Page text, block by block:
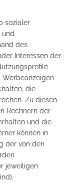
sozialer
des
Interessen der
Werbeanzeigen
die
Zu diesen
Rechnern der
und die
können in
der von den
jeweiligen